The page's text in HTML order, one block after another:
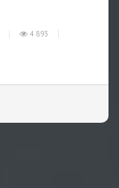
4 893